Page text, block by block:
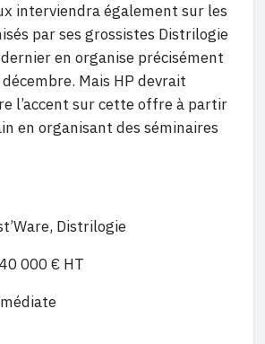
interviendra également sur les
par ses grossistes Distrilogie
dernier en organise précisément
Mais HP devrait
l’accent sur cette offre à partir
en organisant des séminaires
Distrilogie
000 € HT